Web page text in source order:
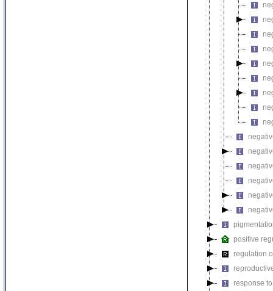
positive
regulation
response